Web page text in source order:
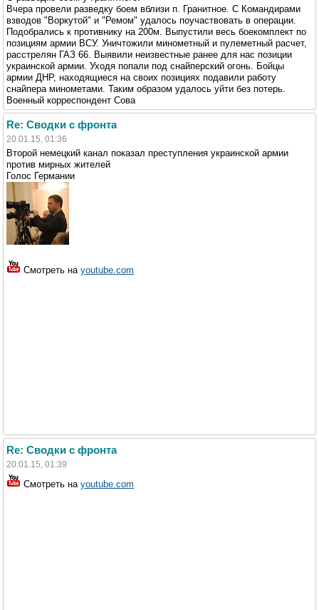
Вчера провели разведку боем вблизи п. Гранитное. С Командирами
взводов "Воркутой" и "Ремом" удалось поучаствовать в операции.
Подобрались к противнику на 200м. Выпустили весь боекомплект по
позициям армии ВСУ. Уничтожили минометный и пулеметный расчет,
расстрелян ГАЗ 66. Выявили неизвестные ранее для нас позиции
украинской армии. Уходя попали под снайперский огонь. Бойцы
армии ДНР, находящиеся на своих позициях подавили работу
снайпера минометами. Таким образом удалось уйти без потерь.
Военный корреспондент Сова
Re: Сводки с фронта
20.01.15, 01:36
Второй немецкий канал показал преступления украинской армии
против мирных жителей
Голос Германии
Смотреть на youtube.com
Re: Сводки с фронта
20.01.15, 01:39
Смотреть на youtube.com